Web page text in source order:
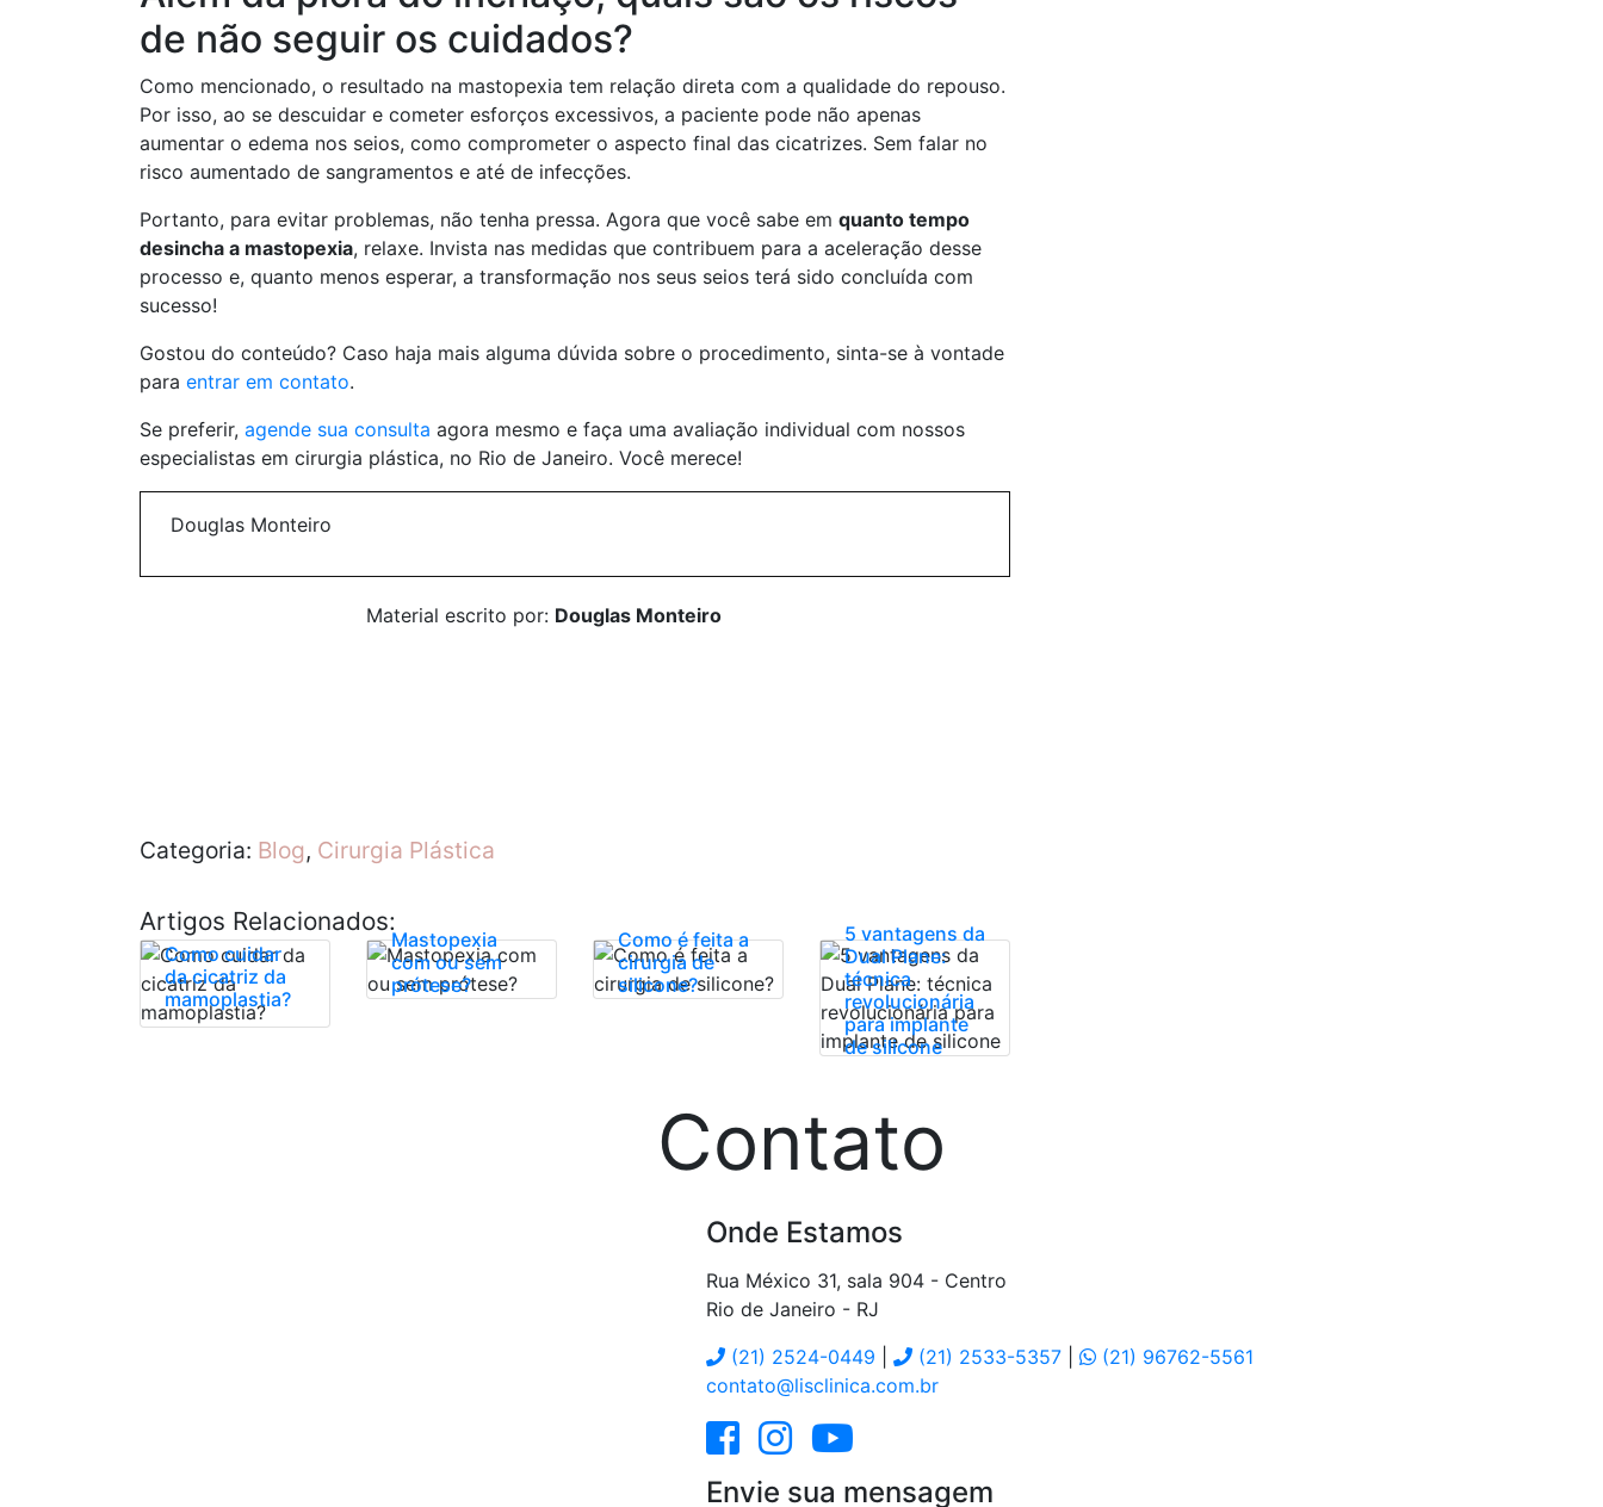
de não seguir os cuidados?
Como mencionado, o resultado na mastopexia tem relação direta com a qualidade do repouso.
Por isso, ao se descuidar e cometer esforços excessivos, a paciente pode não apenas
aumentar o edema nos seios, como comprometer o aspecto final das cicatrizes. Sem falar no
risco aumentado de sangramentos e até de infecções.
Portanto, para evitar problemas, não tenha pressa. Agora que você sabe em quanto tempo
desincha a mastopexia, relaxe. Invista nas medidas que contribuem para a aceleração desse
processo e, quanto menos esperar, a transformação nos seus seios terá sido concluída com
sucesso!
Gostou do conteúdo? Caso haja mais alguma dúvida sobre o procedimento, sinta-se à vontade
para entrar em contato.
Se preferir, agende sua consulta agora mesmo e faça uma avaliação individual com nossos
especialistas em cirurgia plástica, no Rio de Janeiro. Você merece!
Douglas Monteiro
Material escrito por: Douglas Monteiro
Categoria: Blog, Cirurgia Plástica
Artigos Relacionados:
Como cuidar
da cicatriz da
mamoplastia?
Mastopexia
com ou sem
prótese?
Como é feita a
cirurgia de
silicone?
5 vantagens da
Dual Plane:
técnica
revolucionária
para implante
de silicone
Contato
Onde Estamos
Rua México 31, sala 904 - Centro
Rio de Janeiro - RJ
(21) 2524-0449
(21) 2533-5357
(21) 96762-5561
contato@lisclinica.com.br
Envie sua mensagem